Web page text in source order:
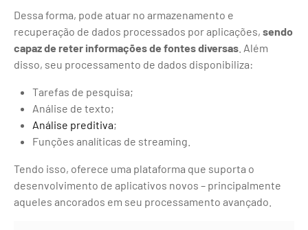
Dessa forma, pode atuar no armazenamento e
recuperação de dados processados por aplicações, sendo
capaz de reter informações de fontes diversas . Além
disso, seu processamento de dados disponibiliza:
Tarefas de pesquisa;
Análise de texto;
Análise preditiva;
Funções analíticas de streaming.
Tendo isso, oferece uma plataforma que suporta o
desenvolvimento de aplicativos novos – principalmente
aqueles ancorados em seu processamento avançado.